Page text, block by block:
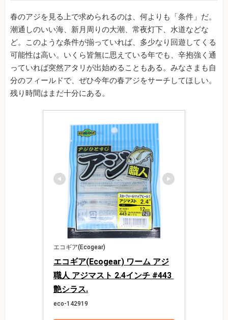
春のアジを見る上で求められるのは、何よりも「条件」だ。
潮通しのいい海、新月周りの大潮、常夜灯下、水道などな
ど。このような条件が揃っていれば、多少なり回遊してくる
可能性は高い。いくら皆無に思えている年でも、辛抱強く通
っていれば突然アタリが出始めることもある。みなさまも自
分のフィールドで、ぜひ今年の春アジをサーチしてほしい。
残り時間はまだ十分にある。
エコギア(Ecogear)
エコギア(Ecogear) ワーム アジ
職人 アジマスト 2.4インチ #443
艶シラス.
eco-142919